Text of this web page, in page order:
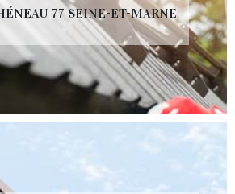
77 SEINE-ET-MARNE